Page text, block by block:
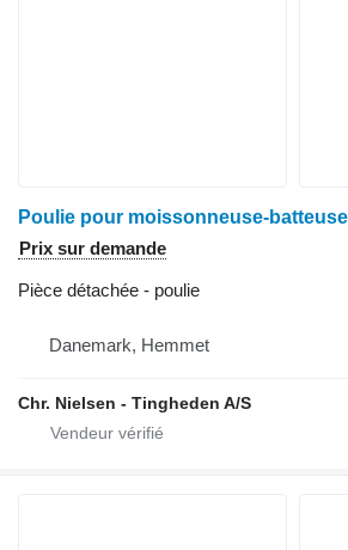
Poulie pour moissonneuse-
Prix sur demande
Pièce détachée - poulie
Danemark, Hemmet
Chr. Nielsen - Tingheden A/S